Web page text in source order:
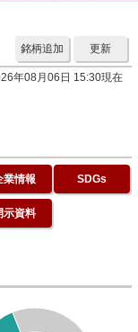
更新
銘柄追加
年08月06日 15:30現在
業情報 SDGs
示資料